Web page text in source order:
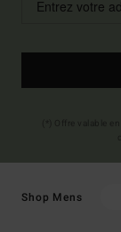
Shop Mens